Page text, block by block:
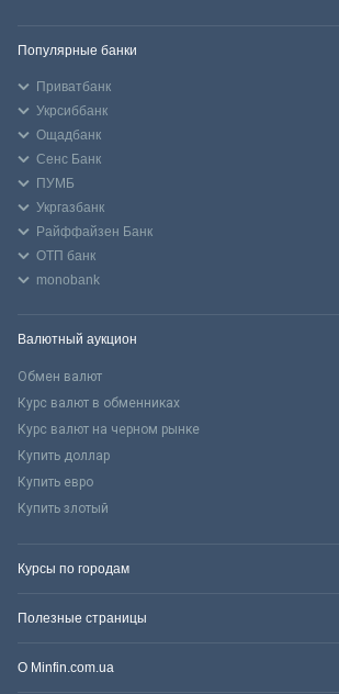
Популярные банки
Приватбанк
Укрсиббанк
Ощадбанк
Сенс Банк
ПУМБ
Укргазбанк
Райффайзен Банк
ОТП банк
monobank
Валютный аукцион
Обмен валют
Курс валют в обменниках
Курс валют на черном рынке
Купить доллар
Купить евро
Купить злотый
Курсы по городам
Полезные страницы
О Minfin.com.ua